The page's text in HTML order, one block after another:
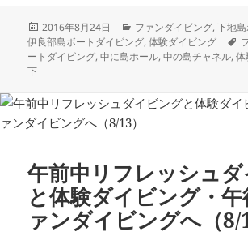
中…
投
稿
日:
2016年8月24日
カ
テ
ゴ
ファンダイビング,下地
伊良部島ボートダイビング,体験ダイビング
ートダイビング,中に島ホール,中の島チャネル,
下
午前中リフレッシュ
と体験ダイビング・
ァンダイビングへ（8/